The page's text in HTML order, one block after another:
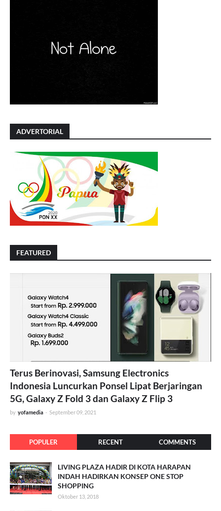
ADVERTORIAL
FEATURED
Terus Berinovasi, Samsung Electronics
Indonesia Luncurkan Ponsel Lipat Berjaringan
5G, Galaxy Z Fold 3 dan Galaxy Z Flip 3
by yofamedia - September 09, 2021
POPULER RECENT COMMENTS
LIVING PLAZA HADIR DI KOTA HARAPAN
INDAH HADIRKAN KONSEP ONE STOP
SHOPPING
Oktober 13, 2018